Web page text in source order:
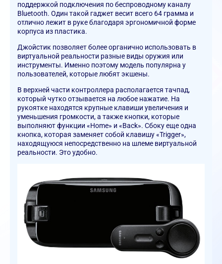
поддержкой подключения по беспроводному каналу
Bluetooth. Один такой гаджет весит всего 64 грамма и
отлично лежит в руке благодаря эргономичной форме
корпуса из пластика.
Джойстик позволяет более органично использовать в
виртуальной реальности разные виды оружия или
инструменты. Именно поэтому модель популярна у
пользователей, которые любят экшены.
В верхней части контроллера располагается тачпад,
который чутко отзывается на любое нажатие. На
рукоятке находятся крупные клавиши увеличения и
уменьшения громкости, а также кнопки, которые
выполняют функции «Home» и «Back». Сбоку еще одна
кнопка, которая заменяет собой клавишу «Trigger»,
находящуюся непосредственно на шлеме виртуальной
реальности. Это удобно.